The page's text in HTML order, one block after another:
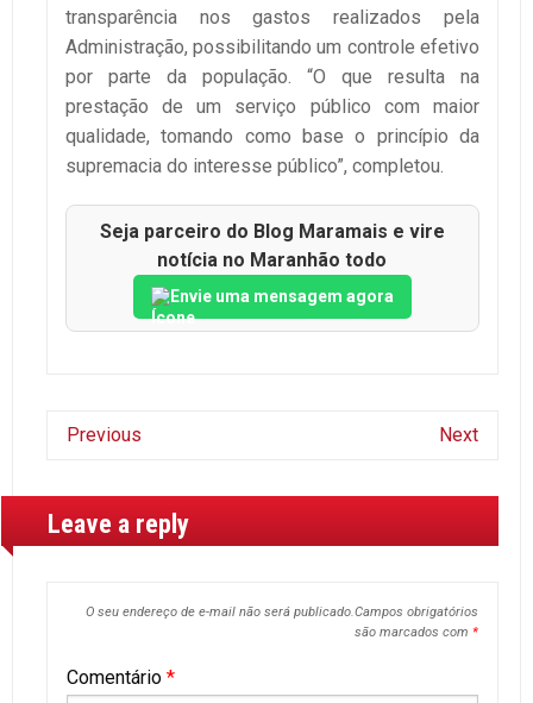
transparência nos gastos realizados pela
Administração, possibilitando um controle efetivo
por parte da população. “O que resulta na
prestação de um serviço público com maior
qualidade, tomando como base o princípio da
supremacia do interesse público”, completou.
Seja parceiro do Blog Maramais e vire
notícia no Maranhão todo
Envie uma mensagem agora
Previous Next
Leave a reply
O seu endereço de e-mail não será publicado.Campos obrigatórios
são marcados com *
Comentário *